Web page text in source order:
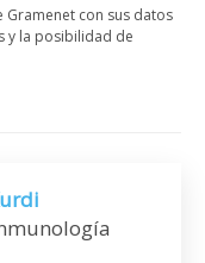
Gramenet con sus datos
y la posibilidad de